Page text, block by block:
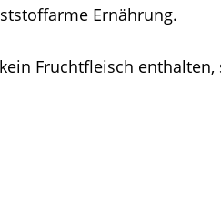
Ernährung.
Fruchtfleisch